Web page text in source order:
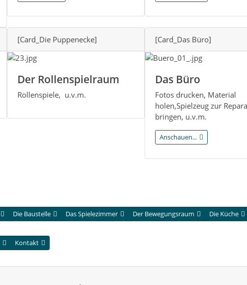
[Card_Die Puppenecke]
Der Rollenspielraum
Rollenspiele, u.v.m.
[Card_Das Büro]
Das Büro
Fotos drucken, Material
holen,Spielzeug zur
bringen, u.v.m.
Anschauen...
Die Baustelle Das Spielezimmer Der Bewegungsraum Die Küche
Kontakt